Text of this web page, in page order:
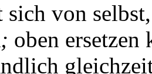
sich von
oben